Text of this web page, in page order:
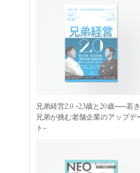
兄弟が挑む老舗企業のアップデー
ト-